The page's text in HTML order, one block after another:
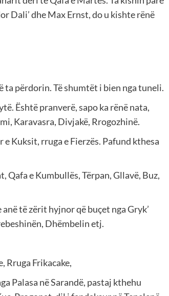
Dali’ dhe Max Ernst, do u kishte rënë
ta përdorin. Të shumtët i bien nga tuneli.
Është pranverë, sapo ka rënë nata,
Karavasra, Divjakë, Rrogozhinë.
Kuksit, rruga e Fierzës. Pafund kthesa
Qafa e Kumbullës, Tërpan, Gllavë, Buz,
të zërit hyjnor që buçet nga Gryk’
Dhëmbelin etj.
Rruga Frikacake,
Palasa në Sarandë, pastaj kthehu